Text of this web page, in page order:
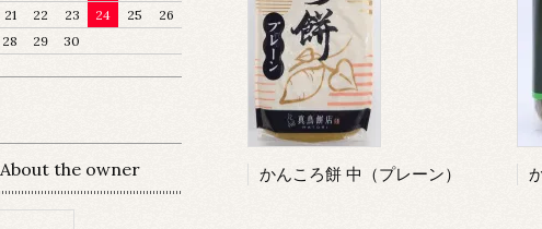
かんころ餅 中（プレーン）
21 22 23 24 25
26
28 29 30
About the owner